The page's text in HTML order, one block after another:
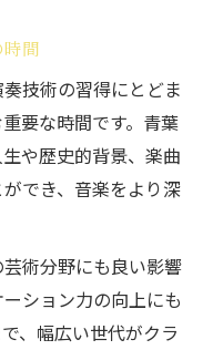
間
技術の習得にとどま
要な時間です。青葉
や歴史的背景、楽曲
でき、音楽をより深
術分野にも良い影響
ション力の向上にも
、幅広い世代がクラ